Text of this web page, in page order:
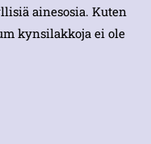
ainesosia. Kuten
kynsilakkoja ei ole